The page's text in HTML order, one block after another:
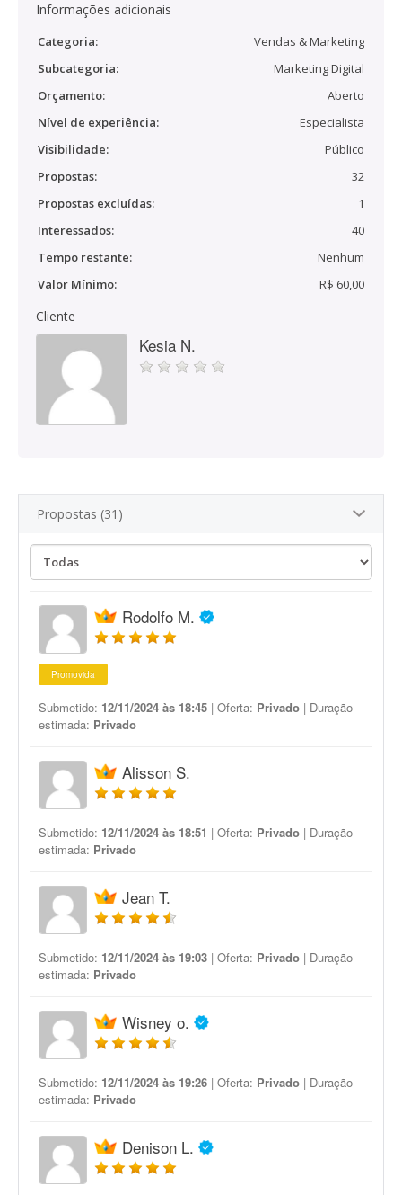
Informações adicionais
Categoria:
Vendas & Marketing
Subcategoria:
Marketing Digital
Orçamento:
Aberto
Nível de experiência:
Especialista
Visibilidade:
Público
Propostas:
32
Propostas excluídas:
1
Interessados:
40
Tempo restante:
Nenhum
Valor Mínimo:
R$ 60,00
Cliente
Kesia N.
Propostas (31)
Rodolfo M.
Promovida
Submetido: 12/11/2024 às 18:45 | Oferta: Privado | Duração
estimada: Privado
Alisson S.
Submetido: 12/11/2024 às 18:51 | Oferta: Privado | Duração
estimada: Privado
Jean T.
Submetido: 12/11/2024 às 19:03 | Oferta: Privado | Duração
estimada: Privado
Wisney o.
Submetido: 12/11/2024 às 19:26 | Oferta: Privado | Duração
estimada: Privado
Denison L.